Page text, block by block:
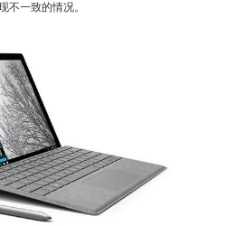
不一致的情况。